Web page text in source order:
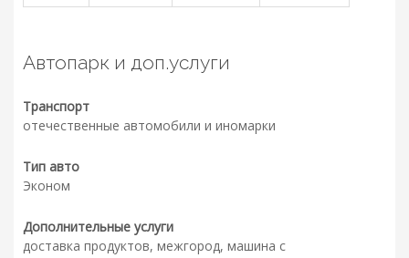
Автопарк и доп.услуги
Транспорт
отечественные автомобили и иномарки
Тип авто
Эконом
Дополнительные услуги
доставка продуктов, межгород, машина с